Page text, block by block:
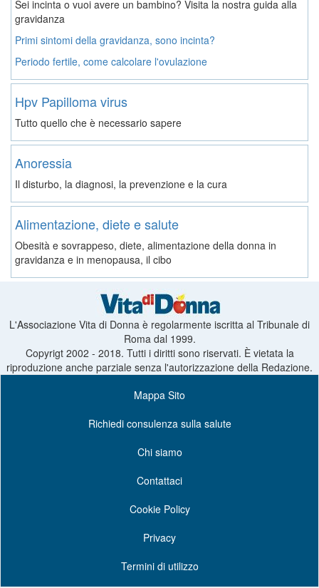
Sei incinta o vuoi avere un bambino? Visita la nostra guida alla
gravidanza
Primi sintomi della gravidanza, sono incinta?
Periodo fertile, come calcolare l'ovulazione
Hpv Papilloma virus
Tutto quello che è necessario sapere
Anoressia
Il disturbo, la diagnosi, la prevenzione e la cura
Alimentazione, diete e salute
Obesità e sovrappeso, diete, alimentazione della donna in
gravidanza e in menopausa, il cibo
L'Associazione Vita di Donna è regolarmente iscritta al Tribunale di
Roma dal 1999.
Copyrigt 2002 - 2018. Tutti i diritti sono riservati. È vietata la
riproduzione anche parziale senza l'autorizzazione della Redazione.
Mappa Sito
Richiedi consulenza sulla salute
Chi siamo
Contattaci
Cookie Policy
Privacy
Termini di utilizzo